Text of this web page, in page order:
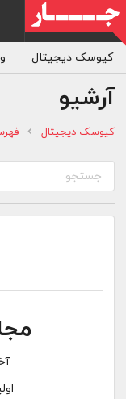
کیوسک دیجیتال
آرشیو
کیوسک دیجیتال
جستجو